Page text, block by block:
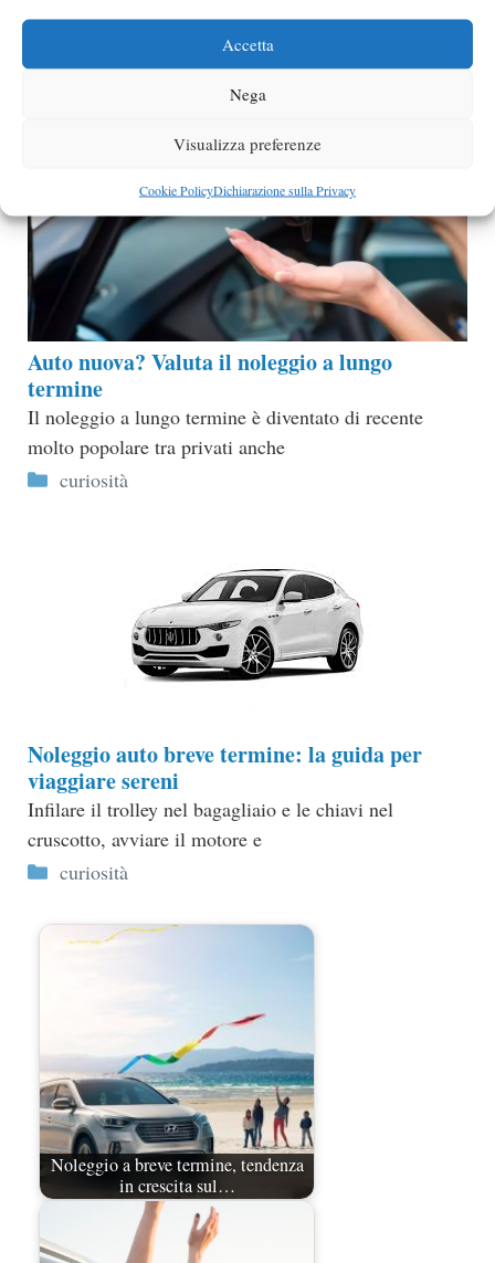
Accetta
Nega
Visualizza preferenze
Cookie PolicyDichiarazione sulla Privacy
Auto nuova? Valuta il noleggio a lungo
termine
Il noleggio a lungo termine è diventato di recente
molto popolare tra privati anche
Categorie
curiosità
Noleggio auto breve termine: la guida per
viaggiare sereni
Infilare il trolley nel bagagliaio e le chiavi nel
cruscotto, avviare il motore e
Categorie
curiosità
Noleggio a breve termine, tendenza
in crescita sul…